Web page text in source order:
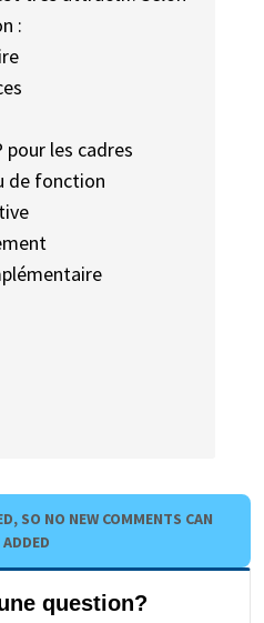
:
pour les cadres
de fonction
SO NO NEW COMMENTS CAN
ADDED
question?